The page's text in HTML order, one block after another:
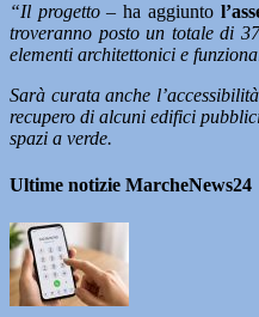
“Il progetto– ha aggiunto
troveranno posto un totale di
elementi architettonici e
Sarà curata anche
recupero di alcuni edifici
spazi a verde.
Ultime notizie MarcheNews24